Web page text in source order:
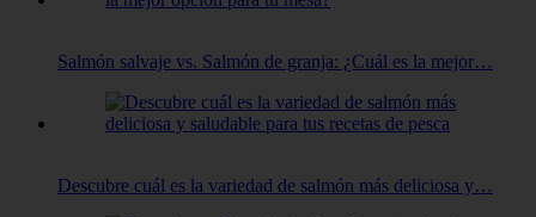
Salmón salvaje vs. Salmón de granja: ¿Cuál es la mejor…
Descubre cuál es la variedad de salmón más deliciosa y…